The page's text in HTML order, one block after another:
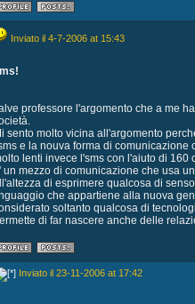
Inviato il 4-7-2006 at 15:43
professore l'argomento che a me
sento molto vicina all'argomento
e la nouva forma di
lenti invece l'sms con l'aiuto di
un mezzo di comunicazione che usa
di esprimere qualcosa di
che appartiene alla nuova
soltanto qualcosa di
di far nascere anche delle
Inviato il 23-11-2006 at 17:42